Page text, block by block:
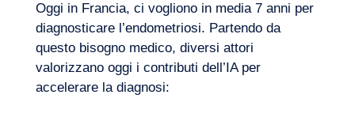
Oggi in Francia, ci vogliono in media 7 anni per
diagnosticare l’endometriosi. Partendo da
questo bisogno medico, diversi attori
valorizzano oggi i contributi dell’IA per
accelerare la diagnosi: